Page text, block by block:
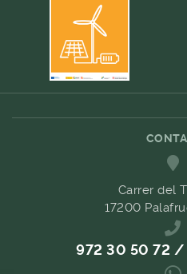
Carrer del
17200
972 30 50 72